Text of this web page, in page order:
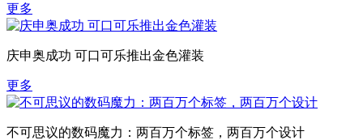
更多
庆申奥成功 可口可乐推出金色灌装
更多
不可思议的数码魔力：两百万个标签，两百万个设计